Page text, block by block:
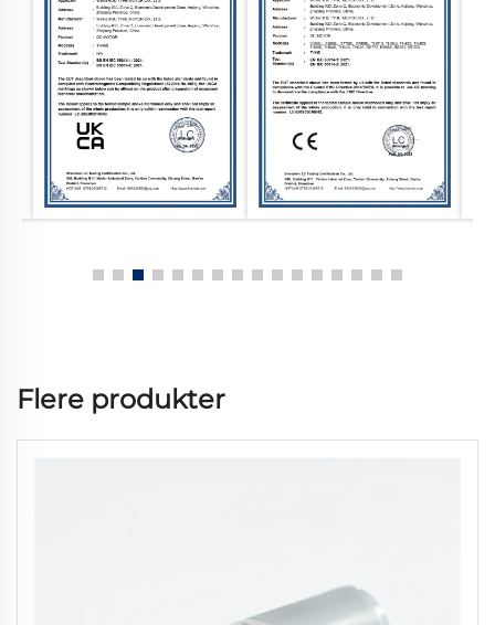
Flere produkter